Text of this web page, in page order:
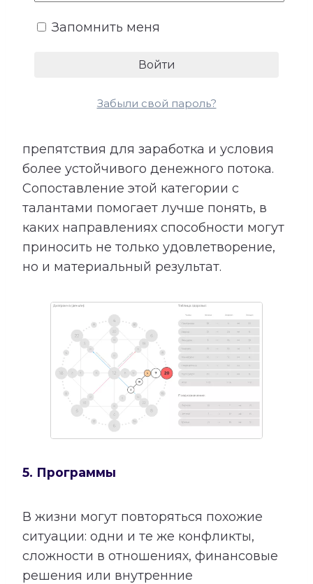
возможности.
показывает подходящие направления
для успеха, возможные причины
препятствия для заработка и условия
более устойчивого денежного потока.
Сопоставление этой категории с
талантами помогает лучше понять, в
каких направлениях способности могут
приносить не только удовлетворение,
но и материальный результат.
5. Программы
В жизни могут повторяться похожие
ситуации: одни и те же конфликты,
сложности в отношениях, финансовые
решения или внутренние
Запомнить меня
Забыли свой пароль?